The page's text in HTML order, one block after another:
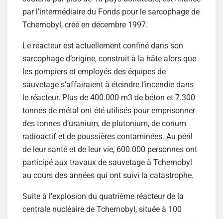
par l’intermédiaire du Fonds pour le sarcophage de
Tchernobyl, créé en décembre 1997.
Le réacteur est actuellement confiné dans son
sarcophage d’origine, construit à la hâte alors que
les pompiers et employés des équipes de
sauvetage s’affairaient à éteindre l’incendie dans
le réacteur. Plus de 400.000 m3 de béton et 7.300
tonnes de métal ont été utilisés pour emprisonner
des tonnes d’uranium, de plutonium, de corium
radioactif et de poussières contaminées. Au péril
de leur santé et de leur vie, 600.000 personnes ont
participé aux travaux de sauvetage à Tchernobyl
au cours des années qui ont suivi la catastrophe.
Suite à l’explosion du quatrième réacteur de la
centrale nucléaire de Tchernobyl, située à 100